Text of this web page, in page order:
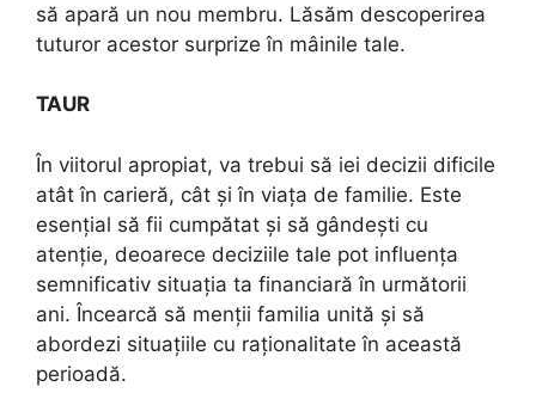
să apară un nou membru. Lăsăm descoperirea
tuturor acestor surprize în mâinile tale.
TAUR
În viitorul apropiat, va trebui să iei decizii dificile
atât în carieră, cât și în viața de familie. Este
esențial să fii cumpătat și să gândești cu
atenție, deoarece deciziile tale pot influența
semnificativ situația ta financiară în următorii
ani. Încearcă să menții familia unită și să
abordezi situațiile cu raționalitate în această
perioadă.